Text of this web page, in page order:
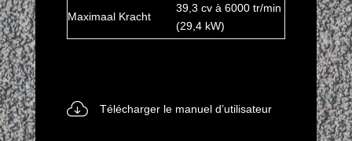
Maximaal Kracht
39,3 cv à 6000 tr/min
(29,4 kW)
Télécharger le manueld’utilisateur